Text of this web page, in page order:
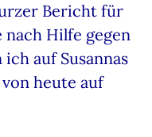
Bericht für
nach Hilfe gegen
auf Susannas
heute auf